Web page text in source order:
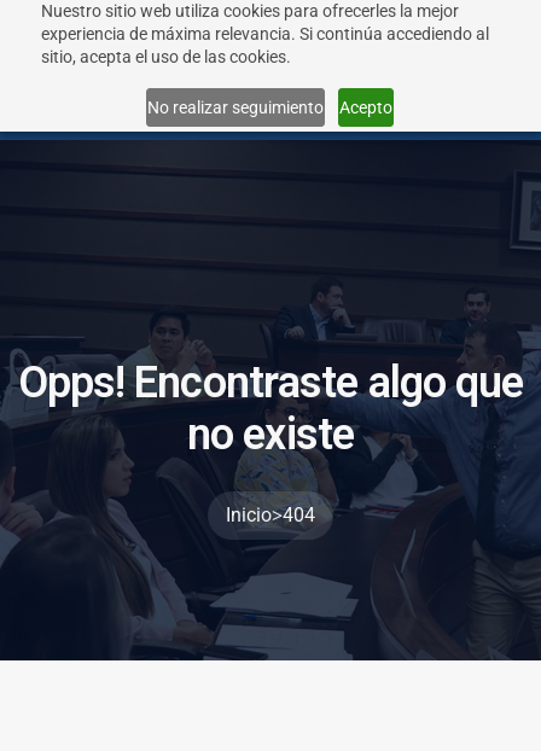
Nuestro sitio web utiliza cookies para ofrecerles la mejor
experiencia de máxima relevancia. Si continúa accediendo al
sitio, acepta el uso de las cookies.
No realizar seguimiento Acepto
Opps!Encontrasteal goque
no existe
Inicio>404